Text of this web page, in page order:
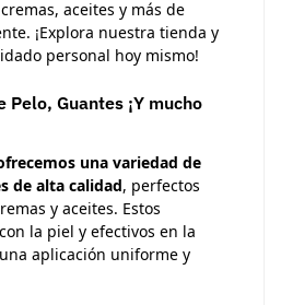
aceites y más de
¡Explora nuestra tienda y
personal hoy mismo!
Guantes ¡Y mucho
una variedad de
de alta calidad, perfectos
y aceites. Estos
la piel y efectivos en la
aplicación uniforme y